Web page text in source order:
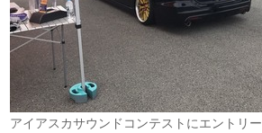
アイアスカサウンドコンテストにエントリー